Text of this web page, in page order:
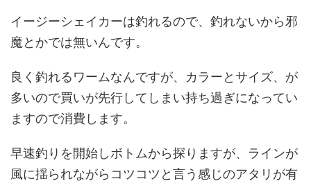
イージーシェイカーは釣れるので、釣れないから邪
魔とかでは無いんです。
良く釣れるワームなんですが、カラーとサイズ、が
多いので買いが先行してしまい持ち過ぎになってい
ますので消費します。
早速釣りを開始しボトムから探りますが、ラインが
風に揺られながらコツコツと言う感じのアタリが有